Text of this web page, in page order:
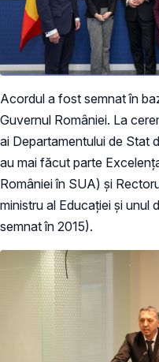
Acordul a fost semnat în
Guvernul României. La
ai Departamentului de Stat
au mai făcut parte
României în SUA) și
ministru al Educației și unul
semnat în 2015).